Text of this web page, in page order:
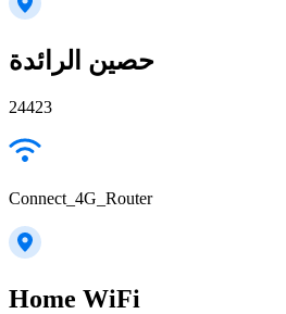
حصين الرائدة
24423
Connect_4G_Router
Home WiFi